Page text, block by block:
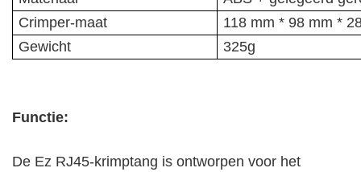
Crimper-maat
118 mm * 98 mm *
Gewicht
325g
Functie:
De Ez RJ45-krimptang is ontworpen voor het